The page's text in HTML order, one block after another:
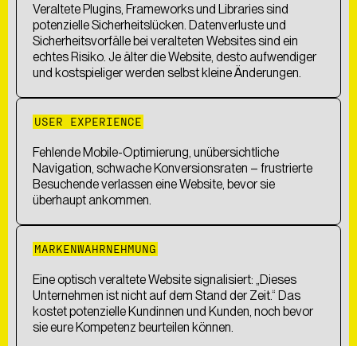
Veraltete Plugins, Frameworks und Libraries sind
potenzielle Sicherheitslücken. Datenverluste und
Sicherheitsvorfälle bei veralteten Websites sind ein
echtes Risiko. Je älter die Website, desto aufwendiger
und kostspieliger werden selbst kleine Änderungen.
USER EXPERIENCE
Fehlende Mobile-Optimierung, unübersichtliche
Navigation, schwache Konversionsraten – frustrierte
Besuchende verlassen eine Website, bevor sie
überhaupt ankommen.
MARKENWAHRNEHMUNG
Eine optisch veraltete Website signalisiert: „Dieses
Unternehmen ist nicht auf dem Stand der Zeit.“ Das
kostet potenzielle Kundinnen und Kunden, noch bevor
sie eure Kompetenz beurteilen können.